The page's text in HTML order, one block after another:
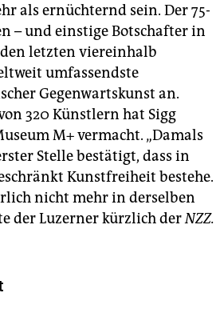
als ernüchternd sein. Der 75-
– und einstige Botschafter in
letzten viereinhalb
umfassendste
Gegenwartskunst an.
320 Künstlern hat Sigg
M+ vermacht. „Damals
Stelle bestätigt, dass in
Kunstfreiheit bestehe.
nicht mehr in derselben
der Luzerner kürzlich derNZZ.